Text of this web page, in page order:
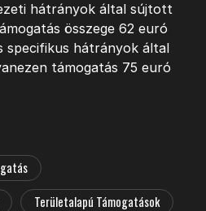
hátrányok által sújtott
összege 62 euró
specifikus hátrányok által
támogatás 75 euró
Területalapú Támogatások